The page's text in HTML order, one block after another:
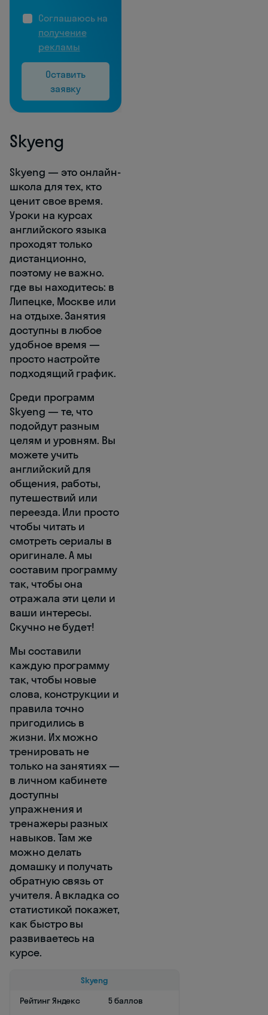
Соглашаюсь на
получение
рекламы
Оставить
заявку
Skyeng
Skyeng — это онлайн-
школа для тех, кто
ценит свое время.
Уроки на курсах
английского языка
проходят только
дистанционно,
поэтому не важно.
где вы находитесь: в
Липецке, Москве или
на отдыхе. Занятия
доступны в любое
удобное время —
просто настройте
подходящий график.
Среди программ
Skyeng — те, что
подойдут разным
целям и уровням. Вы
можете учить
английский для
общения, работы,
путешествий или
переезда. Или просто
чтобы читать и
смотреть сериалы в
оригинале. А мы
составим программу
так, чтобы она
отражала эти цели и
ваши интересы.
Скучно не будет!
Мы составили
каждую программу
так, чтобы новые
слова, конструкции и
правила точно
пригодились в
жизни. Их можно
тренировать не
только на занятиях —
в личном кабинете
доступны
упражнения и
тренажеры разных
навыков. Там же
можно делать
домашку и получать
обратную связь от
учителя. А вкладка со
статистикой покажет,
как быстро вы
развиваетесь на
курсе.
Skyeng
Рейтинг Яндекс
5 баллов